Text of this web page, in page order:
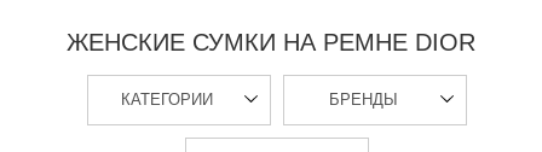
ЖЕНСКИЕ СУМКИ НА РЕМНЕ DIOR
КАТЕГОРИИ БРЕНДЫ